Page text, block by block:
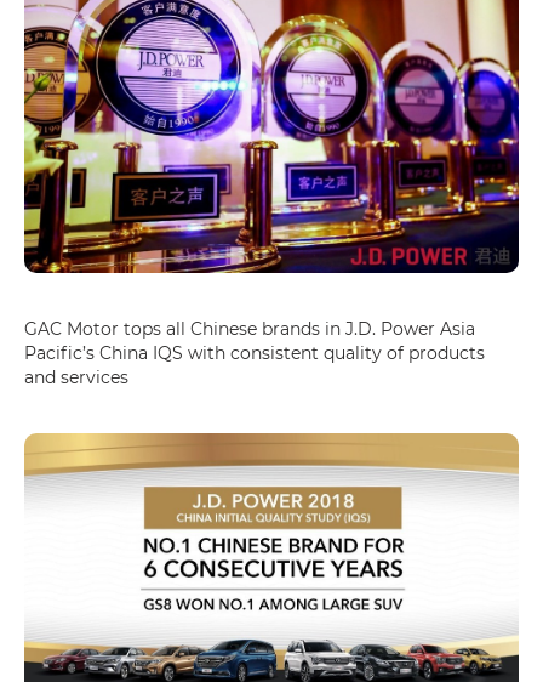
GAC Motor tops all Chinese brands in J.D. Power Asia
Pacific’s China IQS with consistent quality of products
and services